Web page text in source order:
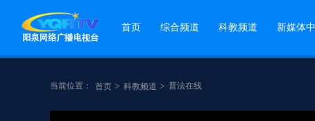
首页 综合频道 科教频道 新媒体
当前位置： 首页 > 科教频道 > 普法在线